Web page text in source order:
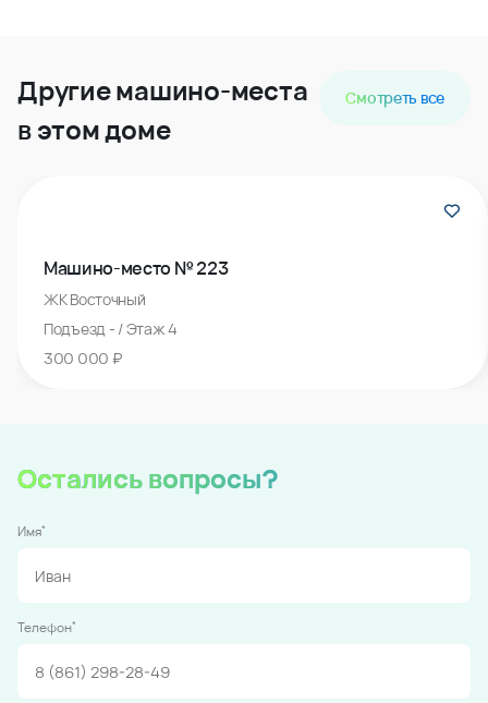
Другие машино-места
в этом доме
Смотреть все
Машино-место № 223
ЖК Восточный
Подъезд - / Этаж 4
300 000 ₽
Остались вопросы?
Имя*
Телефон*